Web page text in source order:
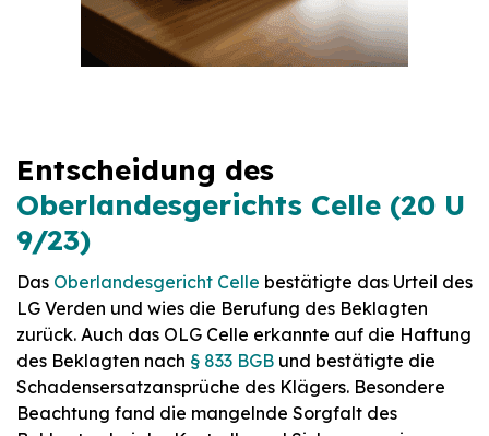
Entscheidung des
Oberlandesgerichts Celle (20 U
9/23)
Das Oberlandesgericht Celle bestätigte das Urteil des
LG Verden und wies die Berufung des Beklagten
zurück. Auch das OLG Celle erkannte auf die Haftung
des Beklagten nach § 833 BGB und bestätigte die
Schadensersatzansprüche des Klägers. Besondere
Beachtung fand die mangelnde Sorgfalt des